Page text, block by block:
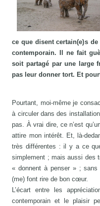
ce que disent certain(e) s
contemporain. Il ne fait
soit partagé par une large
pas leur donner tort. Et
Pourtant, moi-même je
à circuler dans des
pas. À vrai dire, ce n’est
attire mon intérêt. Et, là-
très différentes : il y a ce
simplement ; mais aussi des
« donnent à penser » ; sans
(me) font rire de bon cœur.
L’écart entre les
contemporain et le plaisir